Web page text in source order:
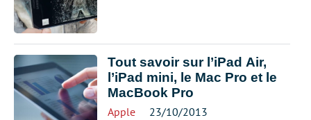
Tout savoir sur l’iPad Air,
l’iPad mini, le Mac Pro et le
MacBook Pro
Apple 23/10/2013